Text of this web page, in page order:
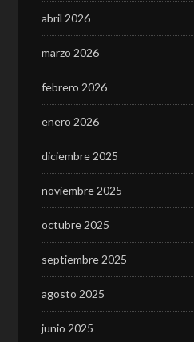
abril 2026
marzo 2026
febrero 2026
enero 2026
diciembre 2025
noviembre 2025
octubre 2025
septiembre 2025
agosto 2025
junio 2025